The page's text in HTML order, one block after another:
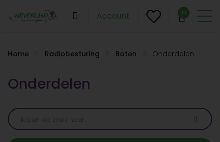
Account 0
Home Radiobesturing Boten Onderdelen
Onderdelen